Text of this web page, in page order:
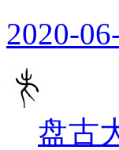
2020-
盘古